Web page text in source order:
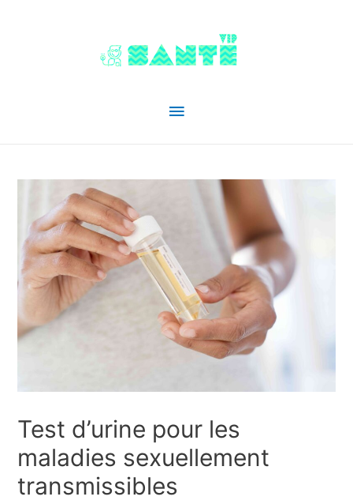
Menu
Test d’urine pour les
maladies sexuellement
transmissibles